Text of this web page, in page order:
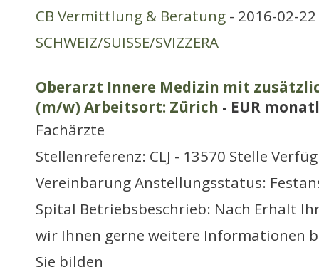
CB Vermittlung & Beratung - 2016-02-
SCHWEIZ/SUISSE/SVIZZERA
Oberarzt Innere Medizin mit
(m/w) Arbeitsort: Zürich - EUR
Fachärzte
Stellenreferenz: CLJ - 13570 Stelle
Vereinbarung Anstellungsstatus:
Spital Betriebsbeschrieb: Nach Erhalt
wir Ihnen gerne weitere Informationen
Sie bilden